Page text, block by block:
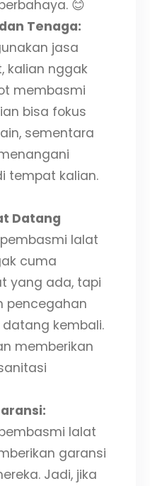
😊
Tenaga:
jasa
kalian nggak
membasmi
bisa fokus
sementara
tempat kalian.
Datang
lalat
cuma
yang ada, tapi
pencegahan
kembali.
memberikan
lalat
garansi
Jadi, jika